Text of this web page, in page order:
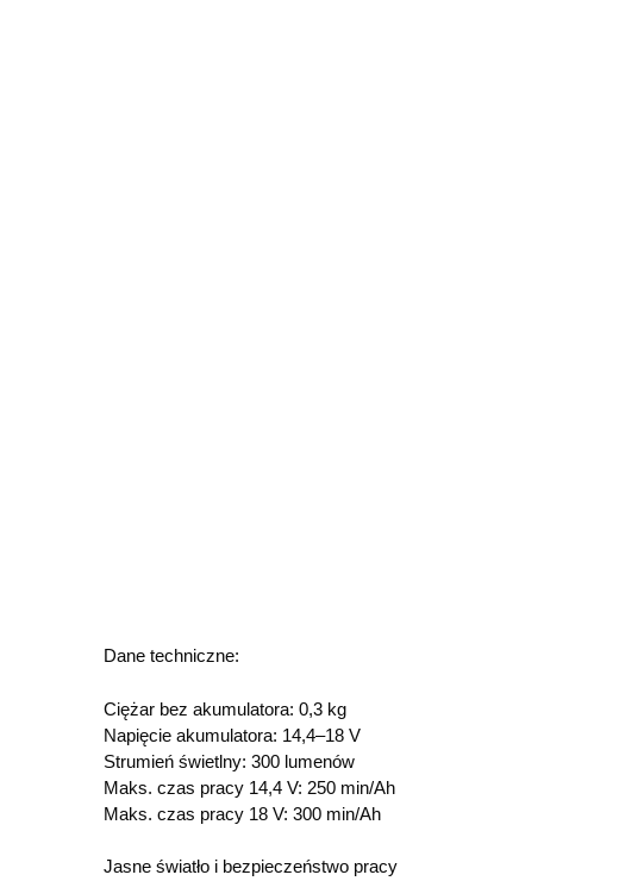
Dane techniczne:
Ciężar bez akumulatora: 0,3 kg
Napięcie akumulatora: 14,4–18 V
Strumień świetlny: 300 lumenów
Maks. czas pracy 14,4 V: 250 min/Ah
Maks. czas pracy 18 V: 300 min/Ah
Jasne światło i bezpieczeństwo pracy